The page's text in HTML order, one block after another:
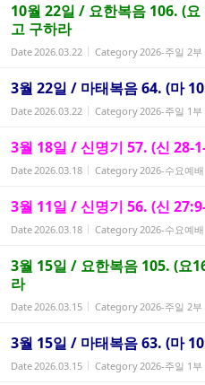
10월 22일 / 요한복음 106. (
고 구하라
Date2026.03.22 Category2026-주일 2부
3월 22일 / 마태복음 64. (마
Date2026.03.22 Category2026-주일 1부
3월 18일 / 신명기 57. (신 28-
Date2026.03.18 Category2026-수요예배
3월 11일 / 신명기 56. (신
Date2026.03.18 Category2026-수요예배
3월 15일 / 요한복음 105. (요
라
Date2026.03.15 Category2026-주일 2부
3월 15일 / 마태복음 63. (마
Date2026.03.15 Category2026-주일 1부